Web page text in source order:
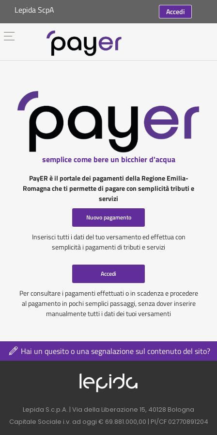
Lepida ScpA Accedi
semplice come bere un bicchier d'acqua
PayER è il portale dei pagamenti della Regione Emilia-
Romagna che ti permette di pagare con semplicità tributi e
servizi
Nuovo pagamento
Inserisci tutti i dati del tuo versamento ed effettua con
semplicità i pagamenti di tributi e servizi
Accedi
Per consultare i pagamenti effettuati o in scadenza e procedere
al pagamento in pochi semplici passaggi, senza dover inserire
manualmente tutti i dati dei tuoi versamenti
Hai un quesito o una segnalazione sul contenuto del sito?
Logo azienda nel
Contatti azienda nel footer
Lepida S.c.p.A. | Via della Liberazione 15, 40128 Bologna
Capitale Sociale i.v. ad oggi € 69.881.000,00 | PI/CF 02770891204